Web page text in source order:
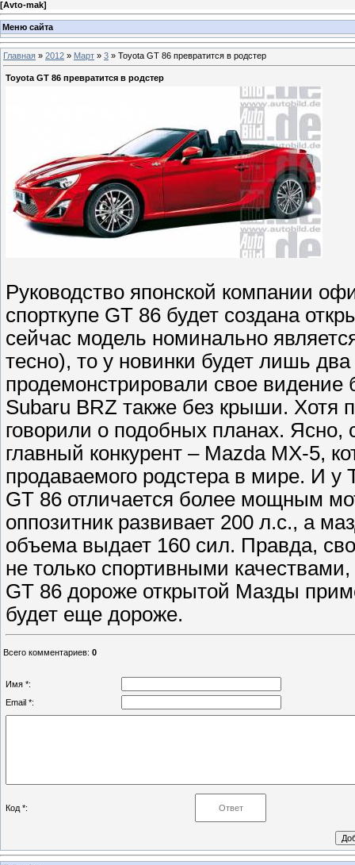
[Avto-mak]
Меню сайта
Главная » 2012 » Март » 3 » Toyota GT 86 превратится в родстер
Toyota GT 86 превратится в родстер
Руководство японской компании
спорткупе GT 86 будет создана
сейчас модель номинально
тесно), то у новинки будет лишь
продемонстрировали свое
Subaru BRZ также без крыши. Хотя
говорили о подобных планах. Ясно,
главный конкурент – Mazda MX-5,
продаваемого родстера в мире. И
GT 86 отличается более мощным
оппозитник развивает 200 л.с., а
объема выдает 160 сил. Правда,
не только спортивными
GT 86 дороже открытой Мазды
будет еще дороже.
Всего комментариев: 0
Имя *:
Email *:
Код *: